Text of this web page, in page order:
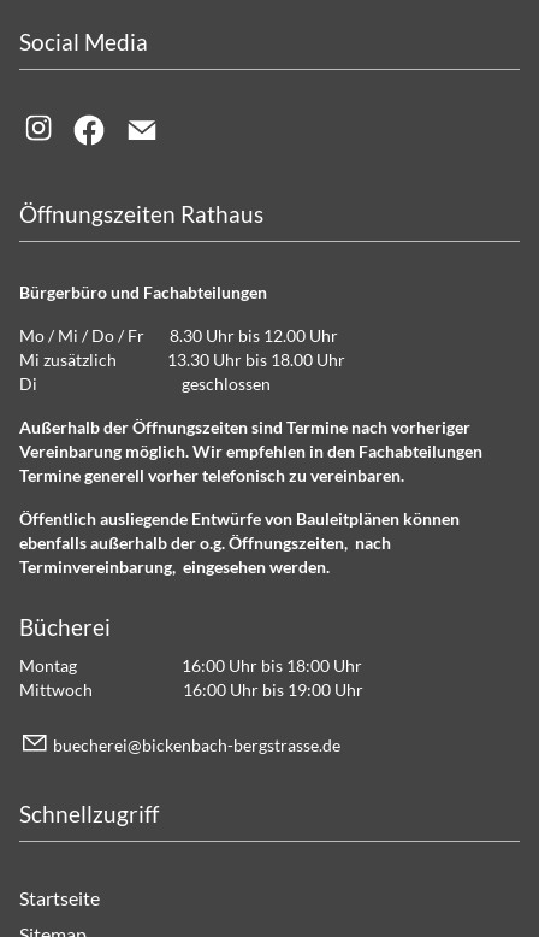
Social Media
Öffnungszeiten Rathaus
Bürgerbüro und Fachabteilungen
Mo / Mi / Do / Fr 8.30 Uhr bis 12.00 Uhr
Mi zusätzlich 13.30 Uhr bis 18.00 Uhr
Di geschlossen
Außerhalb der Öffnungszeiten sind Termine nach vorheriger
Vereinbarung möglich. Wir empfehlen in den Fachabteilungen
Termine generell vorher telefonisch zu vereinbaren.
Öffentlich ausliegende Entwürfe von Bauleitplänen können
ebenfalls außerhalb der o.g. Öffnungszeiten, nach
Terminvereinbarung, eingesehen werden.
Bücherei
Montag 16:00 Uhr bis 18:00 Uhr
Mittwoch 16:00 Uhr bis 19:00 Uhr
b ch r b ck nb ch-b rgstr ss d
Schnellzugriff
Startseite